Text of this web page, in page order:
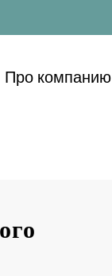
Про компанию